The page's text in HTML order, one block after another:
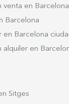
servicios
emblemático
histórico
venta en
Barcelona
en Barcelona
alquiler en
Sitges